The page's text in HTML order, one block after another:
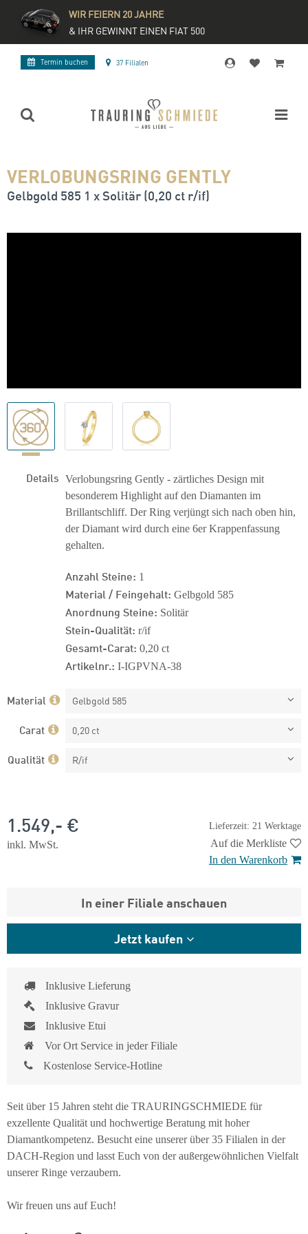
WIR FEIERN 20 JAHRE
& IHR GEWINNT EINEN FIAT 500
Termin buchen 37 Filialen
VERLOBUNGSRING GENTLY
Gelbgold 585 1 x Solitär (0,20 ct r/if)
Details Verlobungsring Gently - zärtliches Design mit
besonderem Highlight auf den Diamanten im
Brillantschliff. Der Ring verjüngt sich nach oben hin,
der Diamant wird durch eine 6er Krappenfassung
gehalten.
Anzahl Steine: 1
Material / Feingehalt: Gelbgold 585
Anordnung Steine: Solitär
Stein-Qualität: r/if
Gesamt-Carat: 0,20 ct
Artikelnr.: I-IGPVNA-38
Material Gelbgold 585
Carat 0,20 ct
Qualität R/if
Lieferzeit: 21 Werktage
1.549,- €
inkl. MwSt.
Auf die Merkliste
In den Warenkorb
In einer Filiale anschauen
Jetzt kaufen
Inklusive Lieferung
Inklusive Gravur
Inklusive Etui
Vor Ort Service in jeder Filiale
Kostenlose Service-Hotline
Seit über 15 Jahren steht die TRAURINGSCHMIEDE für
exzellente Qualität und hochwertige Beratung mit hoher
Diamantkompetenz. Besucht eine unserer über 35 Filialen in der
DACH-Region und lasst Euch von der außergewöhnlichen Vielfalt
unserer Ringe verzaubern.
Wir freuen uns auf Euch!